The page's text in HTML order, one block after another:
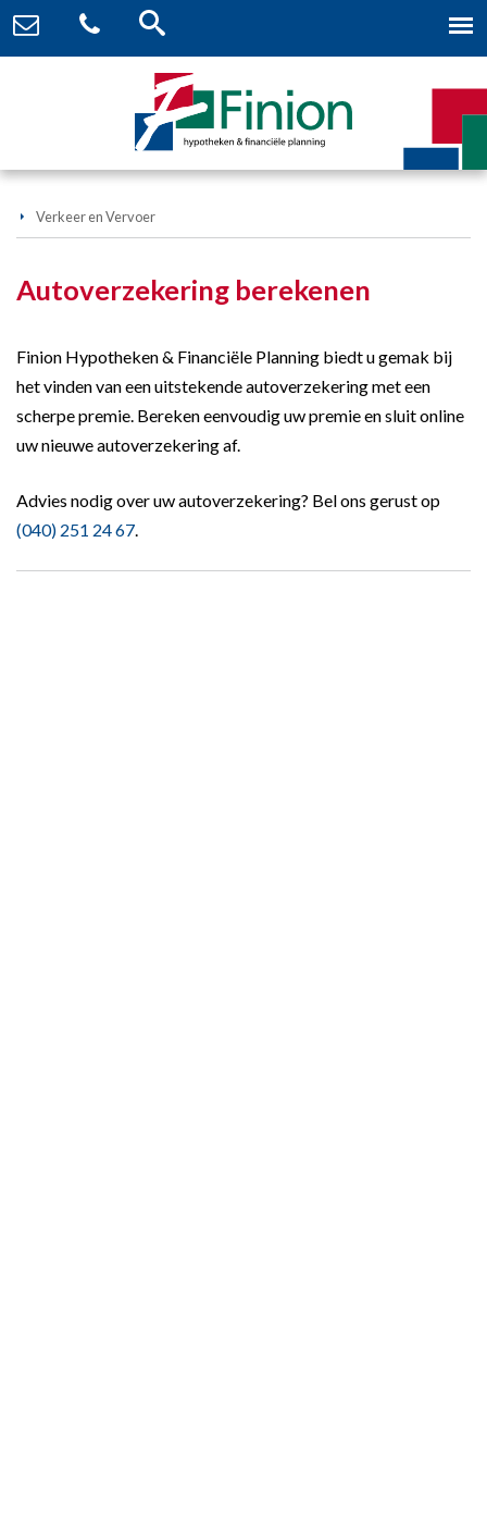
Verkeer en Vervoer
Autoverzekering berekenen
Finion Hypotheken & Financiële Planning biedt u gemak bij
het vinden van een uitstekende autoverzekering met een
scherpe premie. Bereken eenvoudig uw premie en sluit online
uw nieuwe autoverzekering af.
Advies nodig over uw autoverzekering? Bel ons gerust op
(040) 251 24 67.